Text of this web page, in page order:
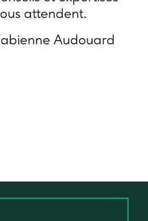
attendent.
Audouard